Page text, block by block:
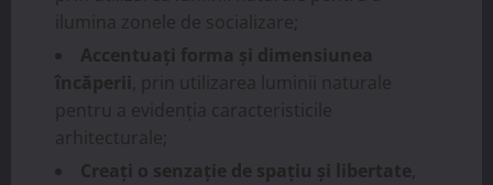
ilumina zonele de socializare;
Accentuați forma și dimensiunea
încăperii, prin utilizarea luminii naturale
pentru a evidenția caracteristicile
arhitecturale;
Creați o senzație de spațiu și libertate,